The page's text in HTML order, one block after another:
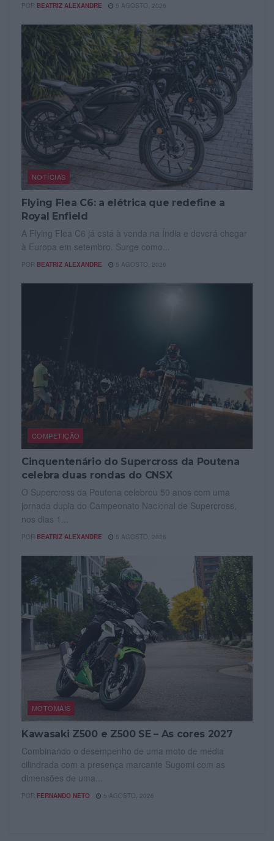
POR BEATRIZ ALEXANDRE 5 AGOSTO, 2026
NOTÍCIAS
Flying Flea C6: a elétrica que redefine a
Royal Enfield
A Flying Flea C6 já está à venda na Índia e deverá chegar
à Europa em setembro. Surge como...
POR BEATRIZ ALEXANDRE 5 AGOSTO, 2026
COMPETIÇÃO
Cinquentenário do Supercross da Poutena
celebra duas rondas do CNSX
O Supercross da Poutena celebrou 50 anos com uma
jornada dupla do Campeonato Nacional de Supercross,
nos dias 1...
POR BEATRIZ ALEXANDRE 5 AGOSTO, 2026
MOTOMAIS
Kawasaki Z500 e Z500 SE – As cores 2027
Combinando o desempenho de uma moto de média
cilindrada com a presença marcante Sugomi com as
dimensões de uma...
POR FERNANDO NETO 5 AGOSTO, 2026